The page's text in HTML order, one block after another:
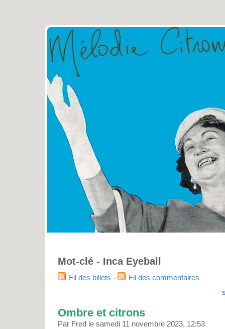
Mot-clé - Inca Eyeball
Fil des billets -
Fil des commentaires
Ombre et citrons
Par Fred le samedi 11 novembre 2023, 12:53